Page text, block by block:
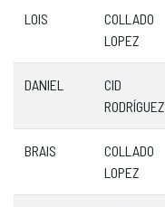
LOIS
COLLADO
LOPEZ
DANIEL
CID
RODRÍGUEZ
BRAIS
COLLADO
LOPEZ